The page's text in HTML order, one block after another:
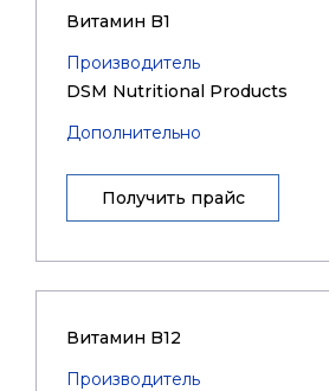
Витамин B1
Производитель
DSM Nutritional Products
Дополнительно
Получить прайс
Витамин B12
Производитель